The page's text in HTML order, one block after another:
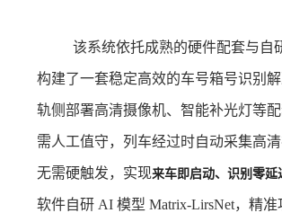
该系统依托成熟的硬件配套与自
构建了一套稳定高效的车号箱号识别
轨侧部署高清摄像机、智能补光灯等
需人工值守，列车经过时自动采集高
无需硬触发，实现来车即启动、识别零延
软件自研 AI 模型 Matrix-LirsNet，精